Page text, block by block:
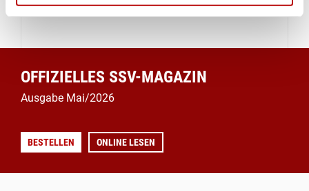
OFFIZIELLES SSV-MAGAZIN
Ausgabe Mai/2026
BESTELLEN ONLINE LESEN